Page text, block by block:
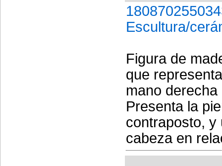
Escultura/
Figura de
que
mano
Presenta la
contraposto, y
cabeza en